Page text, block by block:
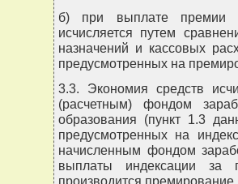
б) при выплате премии
исчисляется путем
назначений и кассовых
предусмотренных на
3.3. Экономия средств
(расчетным) фондом
образования (пункт 1.3
предусмотренных на
начисленным фондом
выплаты индексации за
производится премирование.